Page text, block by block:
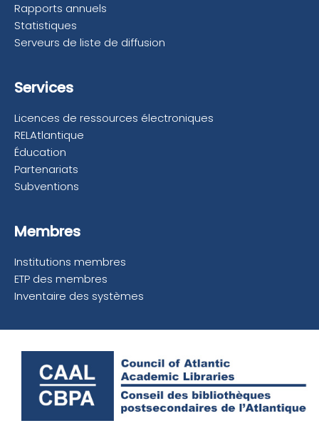
Rapports annuels
Statistiques
Serveurs de liste de diffusion
Services
Licences de ressources électroniques
RELAtlantique
Éducation
Partenariats
Subventions
Membres
Institutions membres
ETP des membres
Inventaire des systèmes